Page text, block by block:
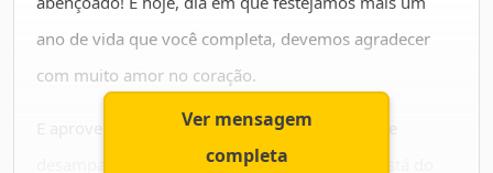
Feliz aniversário!
ano de vida que você completa, devemos agradecer
com muito amor no coração.
E aproveito para pedir ao Senhor que nunca lhe
desampare. Não se esqueça nunca que Deus está do
Ver mensagem
completa